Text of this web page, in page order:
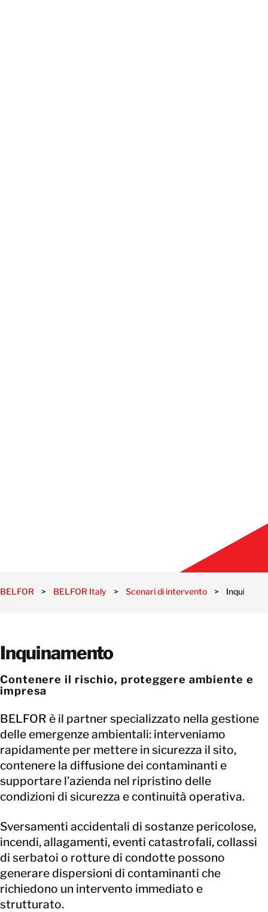
BELFOR > BELFOR Italy > Scenari di intervento >
Inquinamento
Contenere il rischio, proteggere ambiente e
impresa
BELFOR è il partner specializzato nella gestione
delle emergenze ambientali: interveniamo
rapidamente per mettere in sicurezza il sito,
contenere la diffusione dei contaminanti e
supportare l’azienda nel ripristino delle
condizioni di sicurezza e continuità operativa.
Sversamenti accidentali di sostanze pericolose,
incendi, allagamenti, eventi catastrofali, collassi
di serbatoi o rotture di condotte possono
generare dispersioni di contaminanti che
richiedono un intervento immediato e
strutturato.